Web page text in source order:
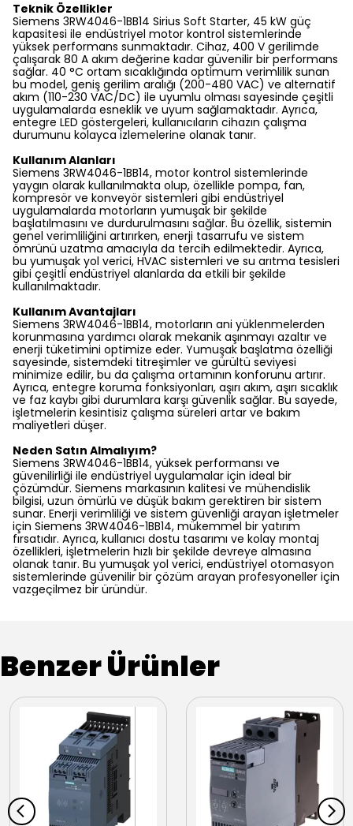
Teknik Özellikler
Siemens 3RW4046-1BB14 Sirius Soft Starter, 45 kW güç
kapasitesi ile endüstriyel motor kontrol sistemlerinde
yüksek performans sunmaktadır. Cihaz, 400 V gerilimde
çalışarak 80 A akım değerine kadar güvenilir bir performans
sağlar. 40 °C ortam sıcaklığında optimum verimlilik sunan
bu model, geniş gerilim aralığı (200-480 VAC) ve alternatif
akım (110-230 VAC/DC) ile uyumlu olması sayesinde çeşitli
uygulamalarda esneklik ve uyum sağlamaktadır. Ayrıca,
entegre LED göstergeleri, kullanıcıların cihazın çalışma
durumunu kolayca izlemelerine olanak tanır.
Kullanım Alanları
Siemens 3RW4046-1BB14, motor kontrol sistemlerinde
yaygın olarak kullanılmakta olup, özellikle pompa, fan,
kompresör ve konveyör sistemleri gibi endüstriyel
uygulamalarda motorların yumuşak bir şekilde
başlatılmasını ve durdurulmasını sağlar. Bu özellik, sistemin
genel verimliliğini artırırken, enerji tasarrufu ve sistem
ömrünü uzatma amacıyla da tercih edilmektedir. Ayrıca,
bu yumuşak yol verici, HVAC sistemleri ve su arıtma tesisleri
gibi çeşitli endüstriyel alanlarda da etkili bir şekilde
kullanılmaktadır.
Kullanım Avantajları
Siemens 3RW4046-1BB14, motorların ani yüklenmelerden
korunmasına yardımcı olarak mekanik aşınmayı azaltır ve
enerji tüketimini optimize eder. Yumuşak başlatma özelliği
sayesinde, sistemdeki titreşimler ve gürültü seviyesi
minimize edilir, bu da çalışma ortamının konforunu artırır.
Ayrıca, entegre koruma fonksiyonları, aşırı akım, aşırı sıcaklık
ve faz kaybı gibi durumlara karşı güvenlik sağlar. Bu sayede,
işletmelerin kesintisiz çalışma süreleri artar ve bakım
maliyetleri düşer.
Neden Satın Almalıyım?
Siemens 3RW4046-1BB14, yüksek performansı ve
güvenilirliği ile endüstriyel uygulamalar için ideal bir
çözümdür. Siemens markasının kalitesi ve mühendislik
bilgisi, uzun ömürlü ve düşük bakım gerektiren bir sistem
sunar. Enerji verimliliği ve sistem güvenliği arayan işletmeler
için Siemens 3RW4046-1BB14, mükemmel bir yatırım
fırsatıdır. Ayrıca, kullanıcı dostu tasarımı ve kolay montaj
özellikleri, işletmelerin hızlı bir şekilde devreye almasına
olanak tanır. Bu yumuşak yol verici, endüstriyel otomasyon
sistemlerinde güvenilir bir çözüm arayan profesyoneller için
vazgeçilmez bir üründür.
Benzer Ürünler